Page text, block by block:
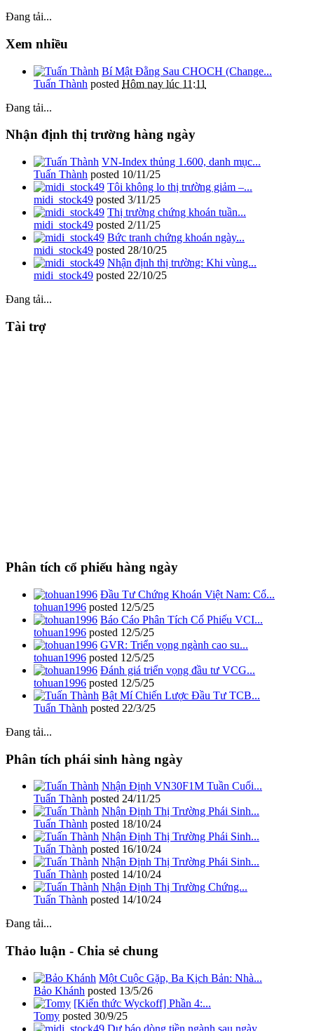
Đang tải...
Xem nhiều
Bí Mật Đằng Sau CHOCH (Change...
Tuấn Thành posted Hôm nay lúc 11:11
Đang tải...
Nhận định thị trường hàng ngày
VN-Index thủng 1.600, danh mục...
Tuấn Thành posted 10/11/25
Tôi không lo thị trường giảm –...
midi_stock49 posted 3/11/25
Thị trường chứng khoán tuần...
midi_stock49 posted 2/11/25
Bức tranh chứng khoán ngày...
midi_stock49 posted 28/10/25
Nhận định thị trường: Khi vùng...
midi_stock49 posted 22/10/25
Đang tải...
Tài trợ
Phân tích cổ phiếu hàng ngày
Đầu Tư Chứng Khoán Việt Nam: Cổ...
tohuan1996 posted 12/5/25
Báo Cáo Phân Tích Cổ Phiếu VCI...
tohuan1996 posted 12/5/25
GVR: Triển vọng ngành cao su...
tohuan1996 posted 12/5/25
Đánh giá triển vọng đầu tư VCG...
tohuan1996 posted 12/5/25
Bật Mí Chiến Lược Đầu Tư TCB...
Tuấn Thành posted 22/3/25
Đang tải...
Phân tích phái sinh hàng ngày
Nhận Định VN30F1M Tuần Cuối...
Tuấn Thành posted 24/11/25
Nhận Định Thị Trường Phái Sinh...
Tuấn Thành posted 18/10/24
Nhận Định Thị Trường Phái Sinh...
Tuấn Thành posted 16/10/24
Nhận Định Thị Trường Phái Sinh...
Tuấn Thành posted 14/10/24
Nhận Định Thị Trường Chứng...
Tuấn Thành posted 14/10/24
Đang tải...
Thảo luận - Chia sẻ chung
Một Cuộc Gặp, Ba Kịch Bản: Nhà...
Bảo Khánh posted 13/5/26
[Kiến thức Wyckoff] Phần 4:...
Tomy posted 30/9/25
Dự báo dòng tiền ngành sau ngày...